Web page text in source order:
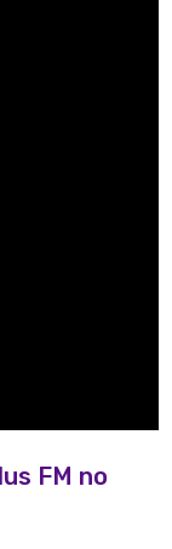
FM no